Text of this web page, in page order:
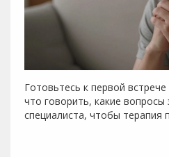
Готовьтесь к первой
что говорить, какие вопросы
специалиста, чтобы терапия